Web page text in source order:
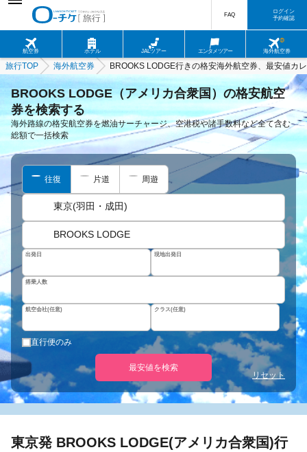
航空券 ホテル JALツアー エンタメツアー 海外航空券
FAQ
ログイン
予約確認
旅行TOP 海外航空券 BROOKS LODGE行きの格安海外航空券、最安値カ
BROOKS LODGE（アメリカ合衆国）の格安航空
券を検索する
海外路線の格安航空券を燃油サーチャージ、空港税や諸手数料など全て含む
総額で一括検索
往復 片道 周遊
東京(羽田・成田)
BROOKS LODGE
出発日 現地出発日
搭乗人数
航空会社(任意) クラス(任意)
直行便のみ
最安値を検索
リセット
東京発 BROOKS LODGE(アメリカ合衆国)行